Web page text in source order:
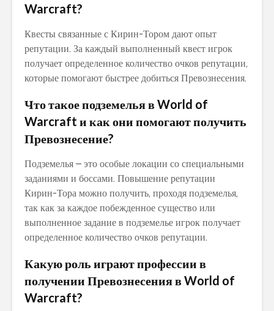
Warcraft?
Квесты связанные с Кирин-Тором дают опыт
репутации. За каждый выполненный квест игрок
получает определенное количество очков репутации,
которые помогают быстрее добиться Превознесения.
Что такое подземелья в World of
Warcraft и как они помогают получить
Превознесение?
Подземелья – это особые локации со специальными
заданиями и боссами. Повышение репутации
Кирин-Тора можно получить, проходя подземелья,
так как за каждое побежденное существо или
выполненное задание в подземелье игрок получает
определенное количество очков репутации.
Какую роль играют профессии в
получении Превознесения в World of
Warcraft?